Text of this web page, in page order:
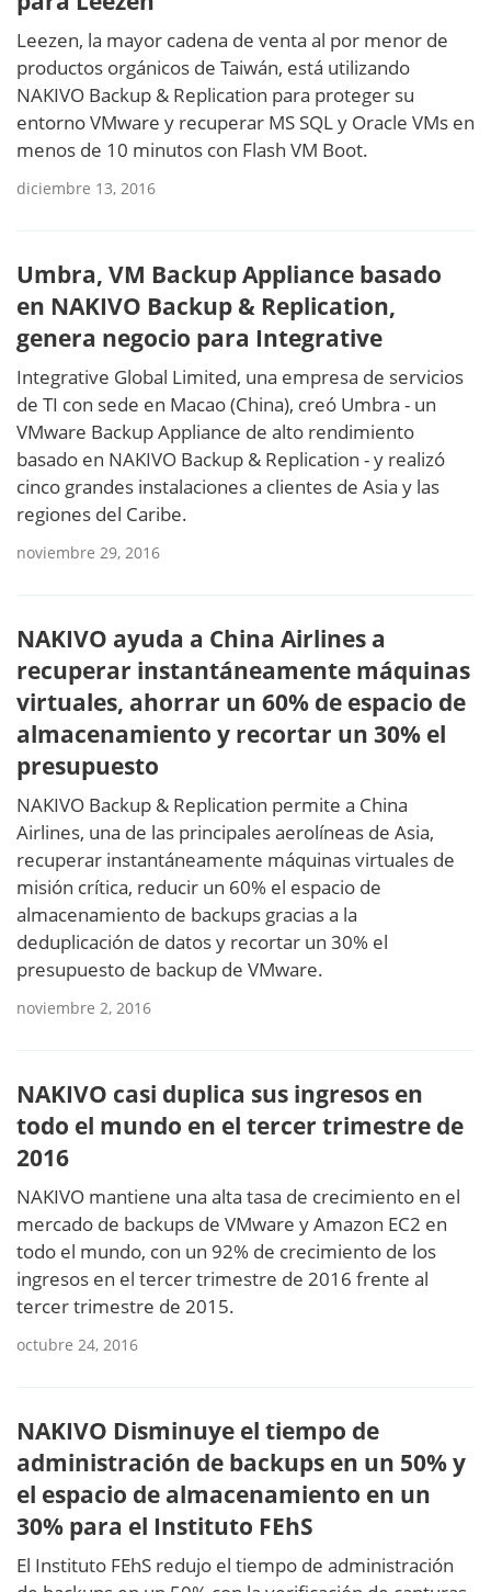
Leezen, la mayor cadena de venta al por menor de
productos orgánicos de Taiwán, está utilizando
NAKIVO Backup & Replication para proteger su
entorno VMware y recuperar MS SQL y Oracle VMs en
menos de 10 minutos con Flash VM Boot.
diciembre 13, 2016
Umbra, VM Backup Appliance basado
en NAKIVO Backup & Replication,
genera negocio para Integrative
Integrative Global Limited, una empresa de servicios
de TI con sede en Macao (China), creó Umbra - un
VMware Backup Appliance de alto rendimiento
basado en NAKIVO Backup & Replication - y realizó
cinco grandes instalaciones a clientes de Asia y las
regiones del Caribe.
noviembre 29, 2016
NAKIVO ayuda a China Airlines a
recuperar instantáneamente máquinas
virtuales, ahorrar un 60% de espacio de
almacenamiento y recortar un 30% el
presupuesto
NAKIVO Backup & Replication permite a China
Airlines, una de las principales aerolíneas de Asia,
recuperar instantáneamente máquinas virtuales de
misión crítica, reducir un 60% el espacio de
almacenamiento de backups gracias a la
deduplicación de datos y recortar un 30% el
presupuesto de backup de VMware.
noviembre 2, 2016
NAKIVO casi duplica sus ingresos en
todo el mundo en el tercer trimestre de
2016
NAKIVO mantiene una alta tasa de crecimiento en el
mercado de backups de VMware y Amazon EC2 en
todo el mundo, con un 92% de crecimiento de los
ingresos en el tercer trimestre de 2016 frente al
tercer trimestre de 2015.
octubre 24, 2016
NAKIVO Disminuye el tiempo de
administración de backups en un 50% y
el espacio de almacenamiento en un
30% para el Instituto FEhS
El Instituto FEhS redujo el tiempo de administración